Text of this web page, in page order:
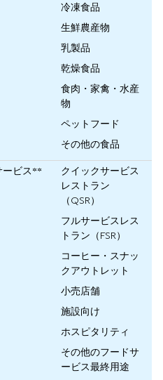
冷凍食品
生鮮農産物
乳製品
乾燥食品
食肉・家禽・水産
物
ペットフード
その他の食品
ービス**
クイックサービス
レストラン
（QSR）
フルサービスレス
トラン（FSR）
コーヒー・スナッ
クアウトレット
小売店舗
施設向け
ホスピタリティ
その他のフードサ
ービス最終用途